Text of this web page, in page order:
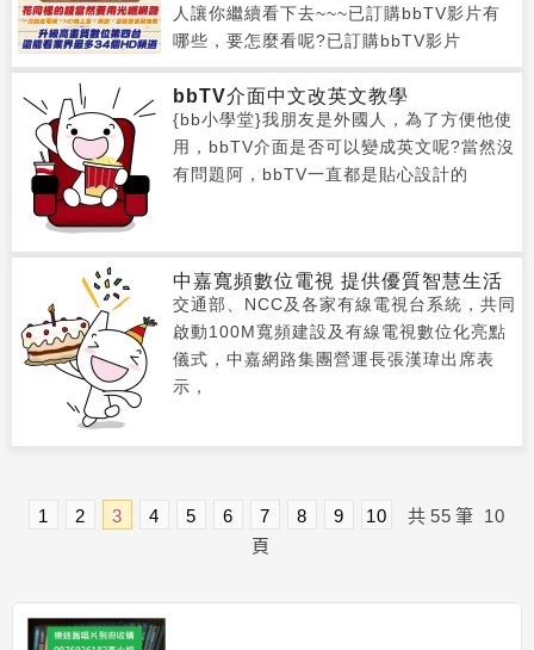
人讓你繼續看下去~~~已訂購bbTV影片有
哪些，要怎麼看呢?已訂購bbTV影片
bbTV介面中文改英文教學
{bb小學堂}我朋友是外國人，為了方便他使
用，bbTV介面是否可以變成英文呢?當然沒
有問題阿，bbTV一直都是貼心設計的
中嘉寬頻數位電視 提供優質智慧生活
交通部、NCC及各家有線電視台系統，共同
啟動100M寬頻建設及有線電視數位化亮點
儀式，中嘉網路集團營運長張漢瑋出席表
示，
1 2 3 4 5 6 7 8 9 10 共 55 筆 10
頁